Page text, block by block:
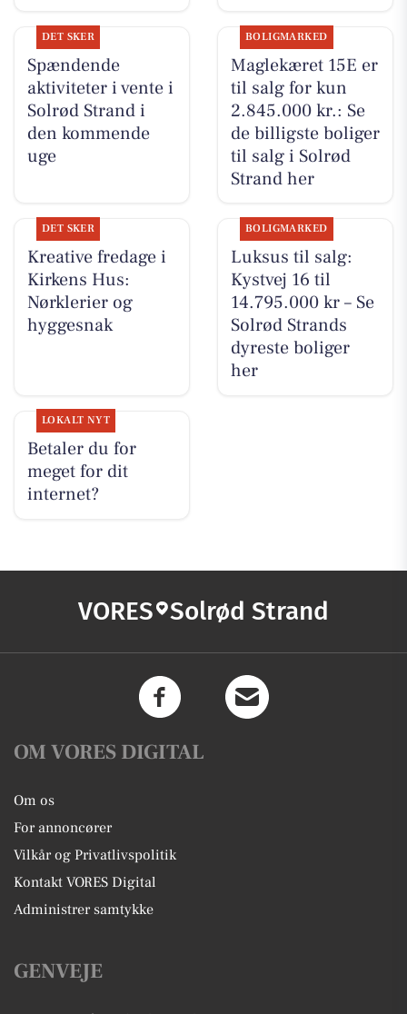
DET SKER
Spændende
aktiviteter i vente i
Solrød Strand i
den kommende
uge
BOLIGMARKED
Maglekæret 15E er
til salg for kun
2.845.000 kr.: Se
de billigste boliger
til salg i Solrød
Strand her
DET SKER
Kreative fredage i
Kirkens Hus:
Nørklerier og
hyggesnak
BOLIGMARKED
Luksus til salg:
Kystvej 16 til
14.795.000 kr – Se
Solrød Strands
dyreste boliger
her
LOKALT NYT
Betaler du for
meget for dit
internet?
VORES Solrød Strand
OM VORES DIGITAL
Om os
For annoncører
Vilkår og Privatlivspolitik
Kontakt VORES Digital
Administrer samtykke
GENVEJE